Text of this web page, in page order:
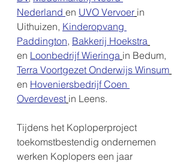
Nederland en UVO Vervoer in
Uithuizen, Kinderopvang
Paddington, Bakkerij Hoekstra
en Loonbedrijf Wieringa in Bedum,
Terra Voortgezet Onderwijs Winsum
en Hoveniersbedrijf Coen
Overdevest in Leens.
Tijdens het Koploperproject
toekomstbestendig ondernemen
werken Koplopers een jaar